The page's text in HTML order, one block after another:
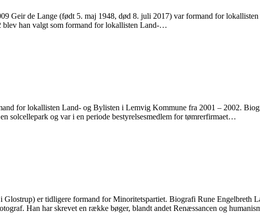
Geir de Lange (født 5. maj 1948, død 8. juli 2017) var formand for
han valgt som formand for lokallisten Land-…
for lokallisten Land- og Bylisten i Lemvig Kommune fra 2001 – 2002.
solcellepark og var i en periode bestyrelsesmedlem for tømrerfirmaet…
er tidligere formand for Minoritetspartiet. Biografi Rune Engelbreth
Han har skrevet en række bøger, blandt andet Renæssancen og